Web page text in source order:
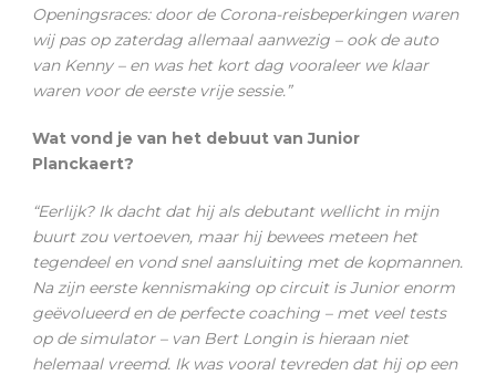
Openingsraces: door de Corona-reisbeperkingen waren
wij pas op zaterdag allemaal aanwezig – ook de auto
van Kenny – en was het kort dag vooraleer we klaar
waren voor de eerste vrije sessie.”
Wat vond je van het debuut van Junior
Planckaert?
“Eerlijk? Ik dacht dat hij als debutant wellicht in mijn
buurt zou vertoeven, maar hij bewees meteen het
tegendeel en vond snel aansluiting met de kopmannen.
Na zijn eerste kennismaking op circuit is Junior enorm
geëvolueerd en de perfecte coaching – met veel tests
op de simulator – van Bert Longin is hieraan niet
helemaal vreemd. Ik was vooral tevreden dat hij op een